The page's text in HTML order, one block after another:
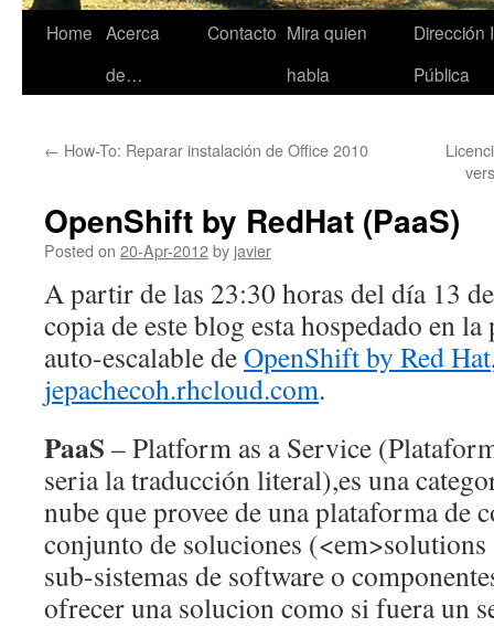
Skip
Home Acerca
de…
Contacto Mira quien
habla
Dirección
Pública
← How-To: Reparar instalación de Office 2010
OpenShift by RedHat (PaaS)
Posted on 20-Apr-2012by javier
A partir de las 23:30 horas del día 13
copia de este blog esta hospedado en
auto-escalable deOpenShift by Red Hat
jepachecoh.rhcloud.com.
PaaS – Platform as a Service
seria la traducción literal),es una
nube que provee de una plataforma de
conjunto de soluciones
sub-sistemas de software o
ofrecer una solucion como si fuera un